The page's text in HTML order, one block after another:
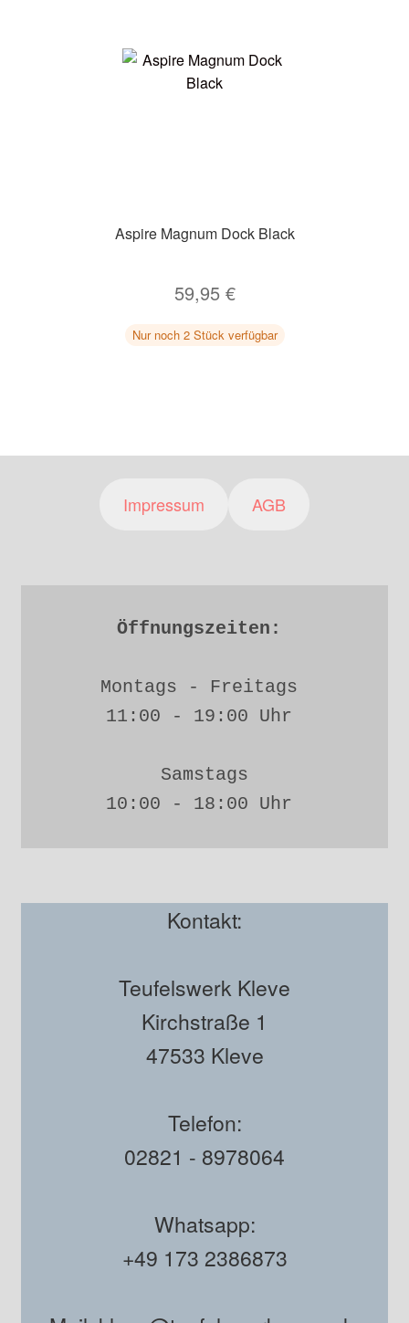
Aspire Magnum Dock Black
59,95 €
Nur noch 2 Stück verfügbar
Impressum AGB
Öffnungszeiten:
Montags - Freitags
11:00 - 19:00 Uhr
Samstags
10:00 - 18:00 Uhr
Kontakt:
Teufelswerk Kleve
Kirchstraße 1
47533 Kleve
Telefon:
02821 - 8978064
Whatsapp:
+49 173 2386873